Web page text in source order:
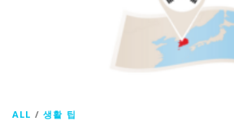
ALL /생활 팁